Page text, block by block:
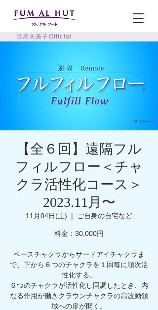
寺尾夫美子Official
【全６回】遠隔フル
フィルフロー＜チャ
クラ活性化コース＞
2023.11月〜
11月04日(土)
  |
ご自身の自宅など
料金：30,000円
ベースチャクラからサードアイチャクラま
で、下から６つのチャクラを１回毎に順次活
性化する。
６つのチャクラが活性化し同調したとき、内
なる作用が働きクラウンチャクラの高波動領
域への扉が開く。